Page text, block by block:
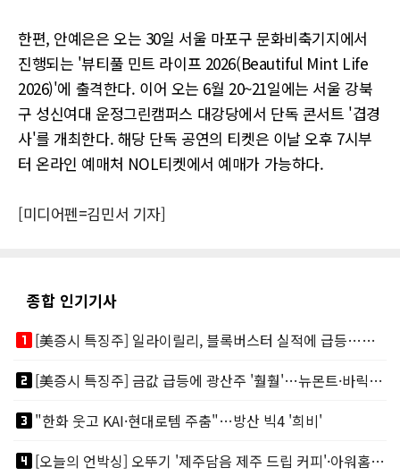
한편, 안예은은 오는 30일 서울 마포구 문화비축기지에서
진행되는 '뷰티풀 민트 라이프 2026(Beautiful Mint Life
2026)'에 출격한다. 이어 오는 6월 20~21일에는 서울 강북
구 성신여대 운정그린캠퍼스 대강당에서 단독 콘서트 '겹경
사'를 개최한다. 해당 단독 공연의 티켓은 이날 오후 7시부
터 온라인 예매처 NOL티켓에서 예매가 가능하다.
[미디어펜=김민서 기자]
종합 인기기사
looks_one
[美증시 특징주] 일라이릴리, 블록버스터 실적에 급등…마운자로 매출 폭발
looks_two
[美증시 특징주] 금값 급등에 광산주 '훨훨'…뉴몬트·바릭마이닝 주도
looks_3"한화 웃고 KAI·현대로템 주춤"…방산 빅4 '희비'
looks_4
[오늘의 언박싱] 오뚜기 '제주담음 제주 드립 커피'·아워홈 ‘갓석박지’ 外